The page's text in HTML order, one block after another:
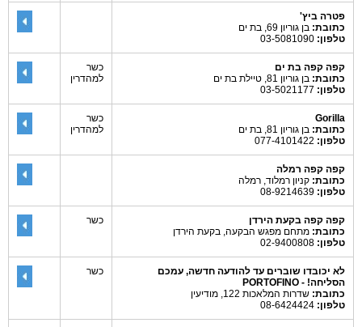
פטרה ביץ'
כתובת: בן גוריון 69, בת ים
טלפון:
קפה קפה בת ים
כתובת: בן גוריון 81, טיילת בת ים
טלפון:
כשר
למהדרין
Gorilla
כתובת: בן גוריון 81, בת ים
טלפון:
כשר
למהדרין
קפה קפה רמלה
כתובת: קניון רמלוד, רמלה
טלפון:
קפה קפה בקעת הירדן
כתובת: מתחם מפגש הבקעה, בקעת הירדן
טלפון:
כשר
לא יכובדו שוברים עד להודעה חדשה, עמכם
הסליחה! - PORTOFINO
כתובת: שדרות המלאכות 122, מודיעין
טלפון:
כשר